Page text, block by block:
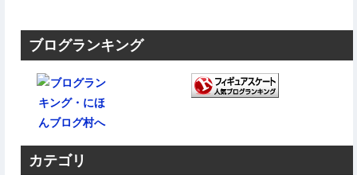
ブログランキング
カテゴリ